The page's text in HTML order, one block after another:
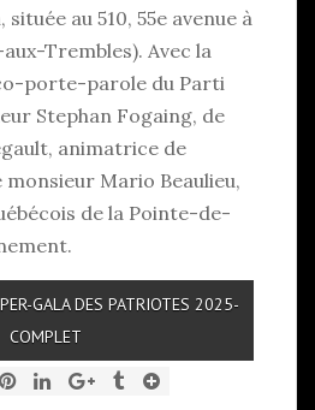
au 510, 55e avenue à
Trembles). Avec la
porte-parole du Parti
Stephan Fogaing, de
animatrice de
Mario Beaulieu,
de la Pointe-de-
GALA DES PATRIOTES 2025-
COMPLET